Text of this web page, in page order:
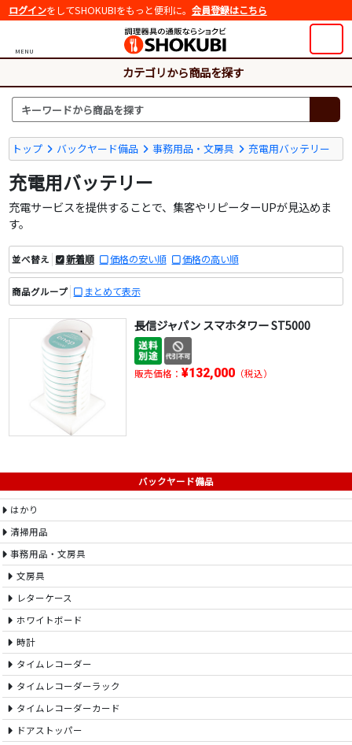
ログインをしてSHOKUBIをもっと便利に。 会員登録はこちら
MENU
カテゴリから商品を探す
トップ バックヤード備品 事務用品・文房具 充電用バッテリー
充電用バッテリー
充電サービスを提供することで、集客やリピーターUPが見込めま
す。
並べ替え 新着順 価格の安い順 価格の高い順
商品グループ まとめて表示
長信ジャパン スマホタワー ST5000
販売価格： ¥132,000（税込）
バックヤード備品
はかり
清掃用品
事務用品・文房具
文房具
レターケース
ホワイトボード
時計
タイムレコーダー
タイムレコーダーラック
タイムレコーダーカード
ドアストッパー